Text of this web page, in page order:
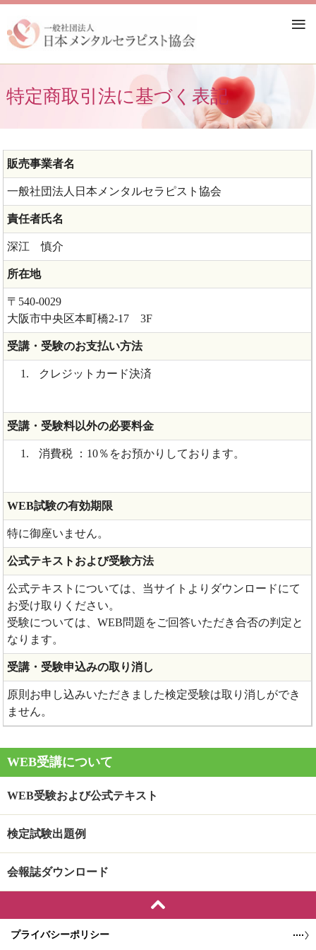
≡
特定商取引法に基づく表記
販売事業者名
一般社団法人日本メンタルセラピスト協会
責任者氏名
深江 慎介
所在地
〒540-0029
大阪市中央区本町橋2-17 3F
受講・受験のお支払い方法
クレジットカード決済
受講・受験料以外の必要料金
消費税 ：10％をお預かりしております。
WEB試験の有効期限
特に御座いません。
公式テキストおよび受験方法
公式テキストについては、当サイトよりダウンロードにて
お受け取りください。
受験については、WEB問題をご回答いただき合否の判定と
なります。
受講・受験申込みの取り消し
原則お申し込みいただきました検定受験は取り消しができ
ません。
WEB受講について
WEB受験および公式テキスト
検定試験出題例
会報誌ダウンロード
プライバシーポリシー